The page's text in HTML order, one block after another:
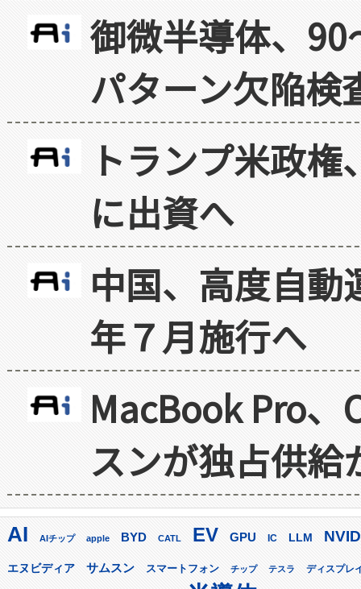
御微半導体、
パターン欠陥検
トランプ米政
に出資へ
中国、高度自
年７月施行へ
MacBook Pro
スンが独占供給
AI AIチップ apple BYD CATL EV GPU IC LLM
エヌビディア サムスン スマートフォン チップ テスラ ディスプレ